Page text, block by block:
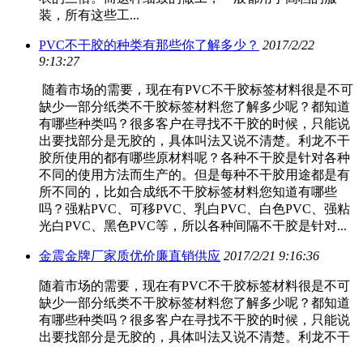
装，所有这些工...
PVC不干胶的种类有那些你了解多少？ 2017/2/22
9:13:27
随着市场的需要，现在有PVC不干胶标签材料很是不可
缺少一部分纸类不干胶标签材料您了解多少呢？都知道
有哪些种类吗？很多客户在寻找不干胶的时候，只能说
出要找部分是无胶的，具体叫法又说不清楚。利龙不干
胶所使用的都有哪些原材料呢？各种不干胶是针对各种
不同的使用方法而生产的。但是每种不干胶用途都是有
所不同的，比如合成纸不干胶标签材料您知道有哪些
吗？强粘PVC、可移PVC、乳白PVC、白色PVC、强粘
光白PVC、黑色PVC等，所以各种间隔不干胶是针对...
金震金牌厂家质优价廉直销供应 2017/2/21 9:16:36
随着市场的需要，现在有PVC不干胶标签材料很是不可
缺少一部分纸类不干胶标签材料您了解多少呢？都知道
有哪些种类吗？很多客户在寻找不干胶的时候，只能说
出要找部分是无胶的，具体叫法又说不清楚。利龙不干